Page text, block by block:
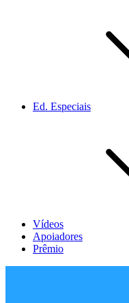
Ed. Especiais
Vídeos
Apoiadores
Prêmio